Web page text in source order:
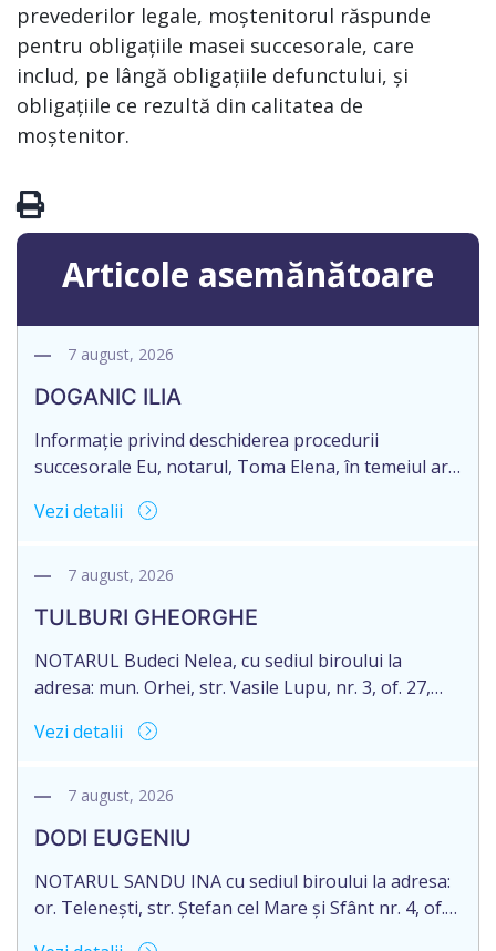
prevederilor legale, moștenitorul răspunde
pentru obligațiile masei succesorale, care
includ, pe lângă obligațiile defunctului, și
obligațiile ce rezultă din calitatea de
moștenitor.
Articole asemănătoare
7 august, 2026
DOGANIC ILIA
Informație privind deschiderea procedurii
succesorale Eu, notarul, Toma Elena, în temeiul art.
notific Moștenitorii/ persoană care are un interes
notariale în urma decesului cet. DOGANIC ILIA,
2007040006216. Eliberarea certificatului de
moștenitor este planificată în prealabil pentru […]
Vezi detalii
7 august, 2026
TULBURI GHEORGHE
NOTARUL Budeci Nelea, cu sediul biroului la
adresa: mun. Orhei, str. Vasile Lupu, nr. 3, of. 27,
în urma decesului cet. TULBURI GHEORGHE,
decedat/ă la 16 mai 2026. Eliberarea certificatului de
de 16.05.2027 termenul de opțiune pentru
acceptarea […]
Vezi detalii
7 august, 2026
DODI EUGENIU
NOTARUL SANDU INA cu sediul biroului la adresa:
or. Telenești, str. Ștefan cel Mare și Sfânt nr. 4, of.